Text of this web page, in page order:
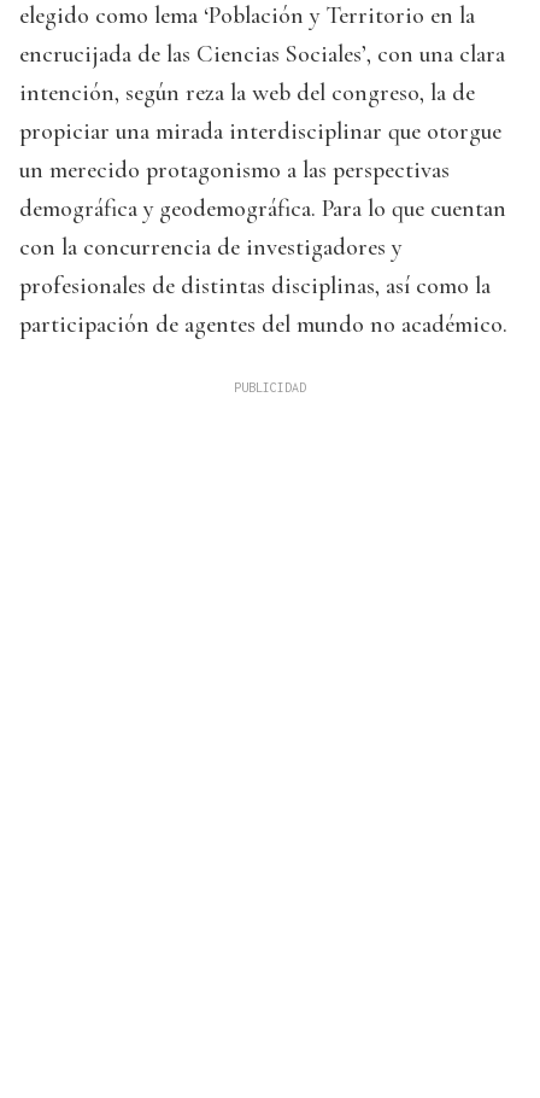
elegido como lema ‘Población y Territorio en la
encrucijada de las Ciencias Sociales’, con una clara
intención, según reza la web del congreso, la de
propiciar una mirada interdisciplinar que otorgue
un merecido protagonismo a las perspectivas
demográfica y geodemográfica. Para lo que cuentan
con la concurrencia de investigadores y
profesionales de distintas disciplinas, así como la
participación de agentes del mundo no académico.